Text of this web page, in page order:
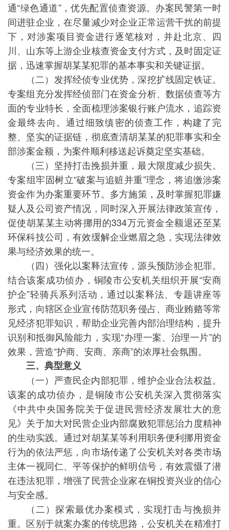
通“绿色通道”，优先配置侦查资源。办案民警第一时
间进驻企业，在尽量减少对企业正常运营干扰的前提
下，对涉案项目资金进行逐笔核对，并赴北京、四
川、山东等上游企业核查资金支付方式，及时固定证
据，迅速掌握胡某某犯罪的基本事实和关键证据。
（二）发挥经侦专业优势，深挖扩线固定铁证。
专案组充分发挥经侦部门在资金分析、数据侦查等方
面的专业特长，全面梳理涉案银行账户流水，追踪资
金最终去向。通过细致缜密的侦查工作，构建了完
整、坚实的证据链，彻底查清胡某某的犯罪事实和全
部涉案金额，为案件顺利移送起诉奠定坚实基础。
（三）坚持打击挽损并重，最大限度减少损失。
专案组牢固树立“破案与追赃并重”理念，将追缴涉案
资金作为办案重要环节。多方施策，及时掌握犯罪嫌
疑人及公司资产情况，同时深入开展法律政策宣传，
促使胡某某主动将挪用的334万元资金全额退还至某
环保科技公司，有效缓解企业燃眉之急，实现法律效
果与经济效果的统一。
（四）强化以案释法宣传，源头预防涉企犯罪。
结合该案成功侦办，铜陵市公安机关组织开展“安商
护企”轻骑兵系列活动，通过以案释法、专题讲座等
形式，向辖区企业宣传防范职务侵占、商业贿赂等常
见经济犯罪知识，帮助企业完善内部治理结构，提升
识别和抵御风险能力，实现“办理一案、治理一片”的
效果，营造“护商、安商、亲商”的浓厚社会氛围。
三、典型意义
（一）严查民企内部犯罪，维护企业合法权益。
该案的成功侦办，是铜陵市公安机关深入贯彻落实
《中共中央国务院关于促进民营经济发展壮大的意
见》关于加大对民营企业内部腐败犯罪惩治力度精神
的生动实践。通过对胡某某等利用职务便利挪用资金
行为的依法严惩，向市场传递了公安机关对各类市场
主体一视同仁、平等保护的鲜明信号，有效震慑了潜
在违法犯罪，增强了民营企业家在铜投资兴业的信心
与安全感。
（二）探索最优办案模式，实现打击与挽损并
重。区别于就案办案的传统思路，公安机关在精准打